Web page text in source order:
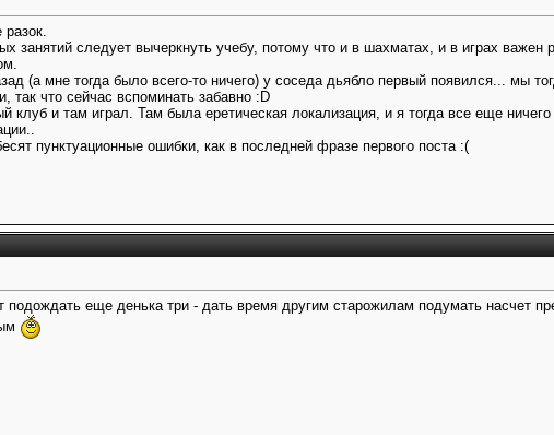
следует вычеркнуть учебу, потому что и в шахматах, и в играх важен
(а мне тогда было всего-то ничего) у соседа дьябло первый появился... мы
так что сейчас вспоминать забавно :D
клуб и там играл. Там была еретическая локализация, и я тогда все еще
пунктуационные ошибки, как в последней фразе первого поста :(
еще денька три - дать время другим старожилам подумать насчет